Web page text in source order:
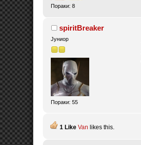
Пораки: 8
spiritBreaker
Јуниор
Пораки: 55
1 Like Van likes this.